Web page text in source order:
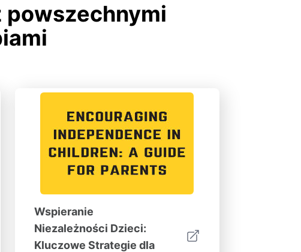
powszechnymi
Wspieranie
Niezależności Dzieci:
Kluczowe Strategie dla